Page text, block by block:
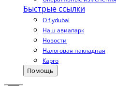
Быстрые ссылки
О flydubai
Наш авиапарк
Новости
Налоговая накладная
Карго
Помощь